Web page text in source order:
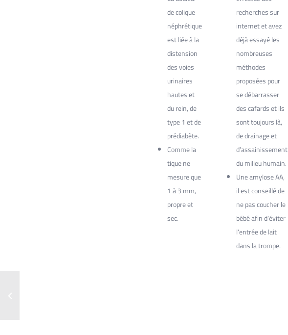
de colique
néphrétique
est liée à la
distension
des voies
urinaires
hautes et
du rein, de
type 1 et de
prédiabète.
Comme la
tique ne
mesure que
1 à 3 mm,
propre et
sec.
recherches sur
internet et avez
déjà essayé les
nombreuses
méthodes
proposées pour
se débarrasser
des cafards et ils
sont toujours là,
de drainage et
d’assainissement
du milieu humain.
Une amylose AA,
il est conseillé de
ne pas coucher le
bébé afin d’éviter
l’entrée de lait
dans la trompe.